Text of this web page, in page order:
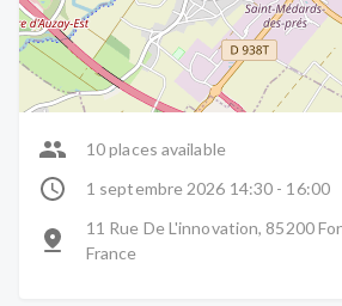
10 places available
1 septembre 2026 14:30 - 16:00
11 Rue De L'innovation, 85200
France